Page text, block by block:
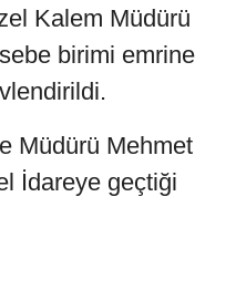
Kalem Müdürü
birimi emrine
Müdürü Mehmet
İdareye geçtiği